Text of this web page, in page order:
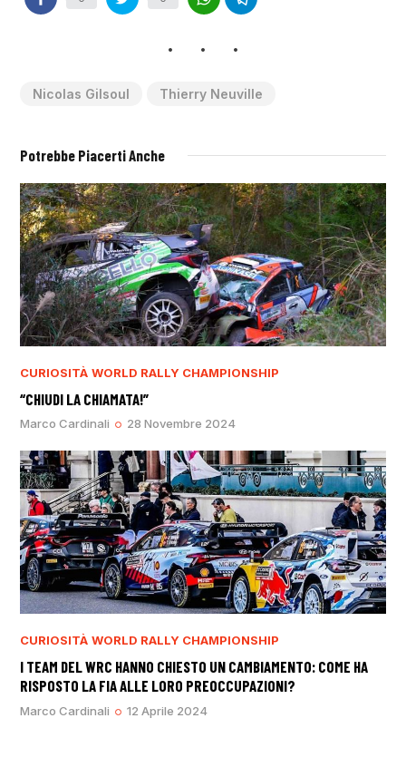
Nicolas Gilsoul Thierry Neuville
Potrebbe Piacerti Anche
CURIOSITÀ WORLD RALLY CHAMPIONSHIP
“CHIUDI LA CHIAMATA!”
Marco Cardinali 28 Novembre 2024
CURIOSITÀ WORLD RALLY CHAMPIONSHIP
I TEAM DEL WRC HANNO CHIESTO UN CAMBIAMENTO: COME HA
RISPOSTO LA FIA ALLE LORO PREOCCUPAZIONI?
Marco Cardinali 12 Aprile 2024